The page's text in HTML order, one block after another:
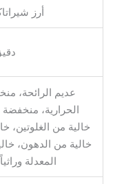
أرز
عديم الرائحة،
الحرارية، منخفضة
خالية من الغلوتين،
خالية من الدهون،
المعدلة